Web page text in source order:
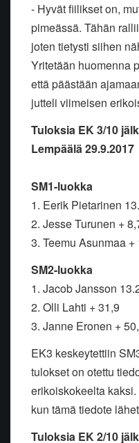
- Hyvät fiilikset on,
pimeässä. Tähän
joten tietysti siihen
Yritetään huomenna
että päästään
jutteli viimeisen
Tuloksia EK 3/10
Lempäälä 29.9.2017
SM1-luokka
1. Eerik Pietarinen
2. Jesse Turunen +
3. Teemu Asunmaa +
SM2-luokka
1. Jacob Jansson
2. Olli Lahti + 31,9
3. Janne Eronen +
EK3 keskeytettiin
tulokset on otettu
erikoiskokeelta
kun tämä tiedote
Tuloksia EK 2/10